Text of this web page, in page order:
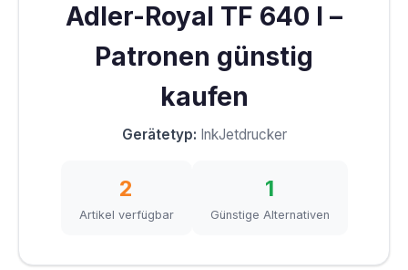
Adler-Royal TF 640 I –
Patronen günstig
kaufen
Gerätetyp: InkJetdrucker
2
Artikel verfügbar
1
Günstige Alternativen